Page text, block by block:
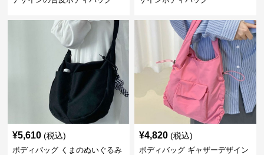
¥5,610 (税込)
ボディバッグ くまのぬいぐるみ
¥4,820 (税込)
ボディバッグ ギャザーデザイン